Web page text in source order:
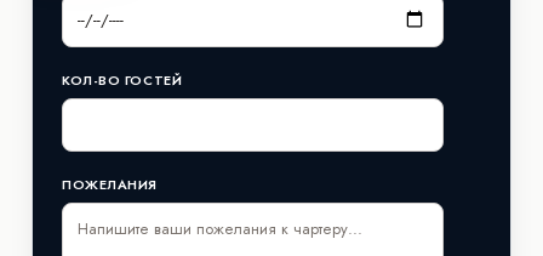
КОЛ-ВО ГОСТЕЙ
ПОЖЕЛАНИЯ